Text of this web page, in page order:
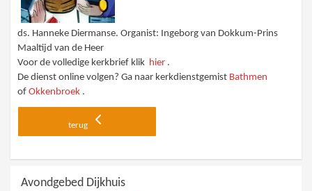
ds. Hanneke Diermanse. Organist: Ingeborg van Dokkum-Prins
Maaltijd van de Heer
Voor de volledige kerkbrief klik hier .
De dienst online volgen? Ga naar kerkdienstgemist Bathmen
ofOkkenbroek .
terug
Avondgebed Dijkhuis